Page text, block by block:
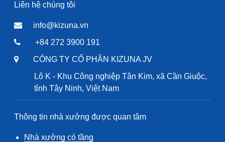
Liên hệ chúng tôi
info@kizuna.vn
+84 272 3900 191
CÔNG TY CỔ PHẦN KIZUNA JV
Lô K - Khu Công nghiệp Tân Kim, xã Cần Giuộc,
tỉnh Tây Ninh, Việt Nam
Thông tin nhà xưởng được quan tâm
Nhà xưởng có tầng